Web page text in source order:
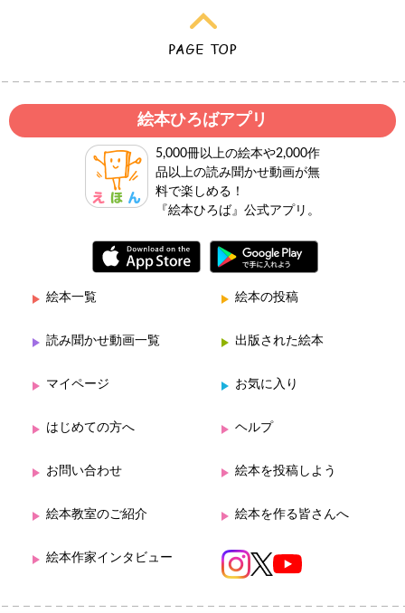
絵本ひろばアプリ
5,000冊以上の絵本や2,000作
品以上の読み聞かせ動画が無
料で楽しめる！
『絵本ひろば』公式アプリ。
絵本一覧 絵本の投稿
読み聞かせ動画一覧 出版された絵本
マイページ お気に入り
はじめての方へ ヘルプ
お問い合わせ 絵本を投稿しよう
絵本教室のご紹介 絵本を作る皆さんへ
絵本作家インタビュー